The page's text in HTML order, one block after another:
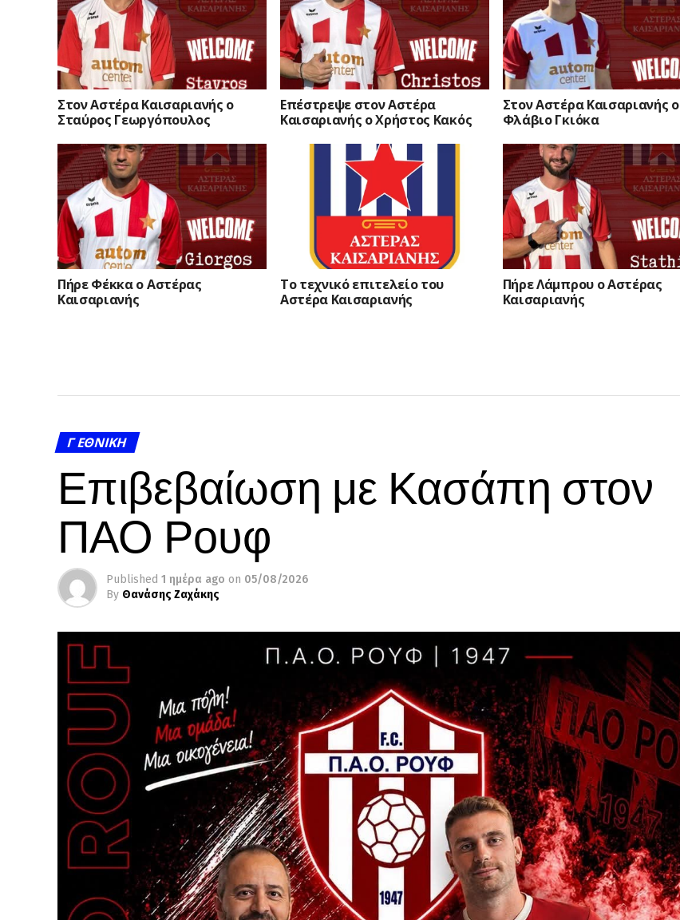
Στον Αστέρα Καισαριανής ο
Σταύρος Γεωργόπουλος
Επέστρεψε στον Αστέρα
Καισαριανής ο Χρήστος Κακός
Στον Αστέρα Καισαριανής ο
Φλάβιο Γκιόκα
Πήρε Φέκκα ο Αστέρας
Καισαριανής
Το τεχνικό επιτελείο του
Αστέρα Καισαριανής
Πήρε Λάμπρου ο Αστέρας
Καισαριανής
Γ ΕΘΝΙΚΉ
Επιβεβαίωση με Κασάπη στον
ΠΑΟ Ρουφ
Published 1 ημέρα ago on 05/08/2026
By Θανάσης Ζαχάκης